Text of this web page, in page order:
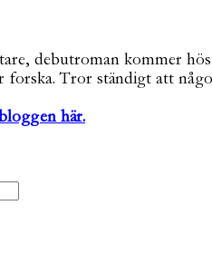
debutroman kommer
forska. Tror ständigt att
här.